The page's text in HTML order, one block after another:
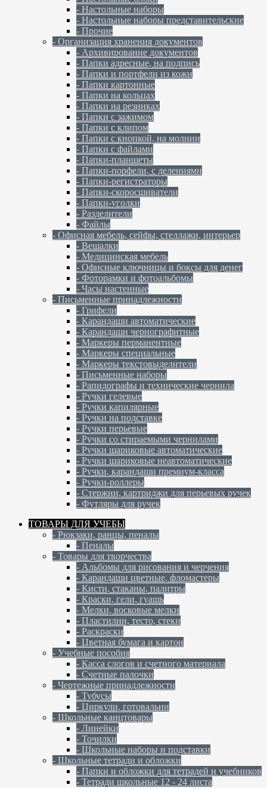
- Настольные наборы
- Настольные наборы представительские
- Прочие
- Организация хранения документов
- Архивирование документов
- Папки адресные, на подпись
- Папки и портфели из кожи
- Папки картонные
- Папки на кольцах
- Папки на резинках
- Папки с зажимом
- Папки с клипом
- Папки с кнопкой, на молнии
- Папки с файлами
- Папки-планшеты
- Папки-порфели, с делениями
- Папки-регистраторы
- Папки-скоросшиватели
- Папки-уголки
- Разделители
- Файлы
- Офисная мебель, сейфы, стеллажи, интерьер
- Вешалки
- Медицинская мебель
- Офисные ключницы и боксы для денег
- Фоторамки и фотоальбомы
- Часы настенные
- Письменные принадлежности
- Грифели
- Карандаши автоматические
- Карандаши чернографитные
- Маркеры перманентные
- Маркеры специальные
- Маркеры текстовыделители
- Письменные наборы
- Рапидографы и технические чернила
- Ручки гелевые
- Ручки капилярные
- Ручки на подставке
- Ручки перьевые
- Ручки со стираемыми чернилами
- Ручки шариковые автоматические
- Ручки шариковые неавтоматические
- Ручки, карандаши премиум-класса
- Ручки-роллеры
- Стержни, картриджи для перьевых ручек
- Футляры для ручек
ТОВАРЫ ДЛЯ УЧЕБЫ
- Рюкзаки, ранцы, пеналы
- Пеналы
- Товары для творчества
- Альбомы для рисования и черчения
- Карандаши цветные, фломастеры
- Кисти, стаканы, палитры
- Краски, гели, гуашь
- Мелки, восковые мелки
- Пластилин, тесто, стеки
- Раскраски
- Цветная бумага и картон
- Учебные пособия
- Касса слогов и счетного материала
- Счетные палочки
- Чертежные принадлежности
- Тубусы
- Циркули, готовальни
- Школьные канцтовары
- Линейки
- Точилки
- Школьные наборы и подставки
- Школьные тетради и обложки
- Папки и обложки для тетрадей и учебников
- Тетради школьные 12 - 24 листа